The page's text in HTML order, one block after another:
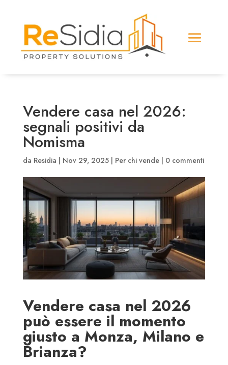
Vendere casa nel 2026:
segnali positivi da
Nomisma
da Residia Nov 29, 2025| Per chi vende| 0 commenti
Vendere casa nel 2026
può essere il momento
giusto a Monza, Milano e
Brianza?